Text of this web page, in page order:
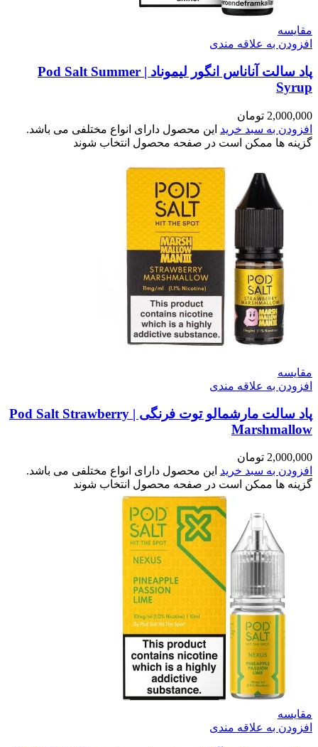
مقایسه
افزودن به علاقه مندی
پاد سالت آناناس انگور لیموناد | Pod Salt Summer
Syrup
2,000,000 تومان
افزودن به سبد خرید این محصول دارای انواع مختلفی می باشد.
گزینه ها ممکن است در صفحه محصول انتخاب شوند
مقایسه
افزودن به علاقه مندی
پاد سالت مارشمالو توت فرنگی | Pod Salt Strawberry
Marshmallow
2,000,000 تومان
افزودن به سبد خرید این محصول دارای انواع مختلفی می باشد.
گزینه ها ممکن است در صفحه محصول انتخاب شوند
مقایسه
افزودن به علاقه مندی